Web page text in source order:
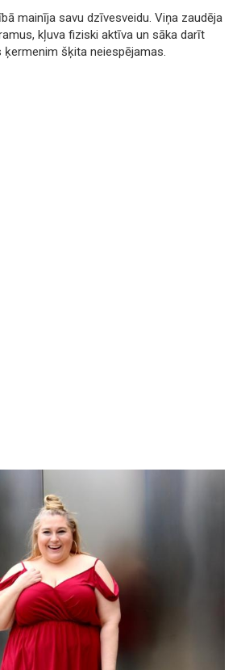
mainīja savu dzīvesveidu. Viņa zaudēja
kļuva fiziski aktīva un sāka darīt
ķermenim šķita neiespējamas.